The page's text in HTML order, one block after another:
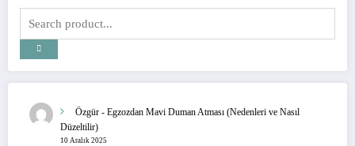
Özgür - Egzozdan Mavi Duman Atması (Nedenleri ve Nasıl
Düzeltilir)
10 Aralık 2025